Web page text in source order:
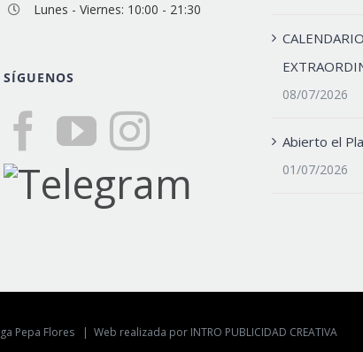
Lunes - Viernes: 10:00 - 21:30
SÍGUENOS
08/07/2026
Abierto el
01/07/2026
Pepa Flores |Web realizada por INTRO PUBLICIDAD CREATIVA